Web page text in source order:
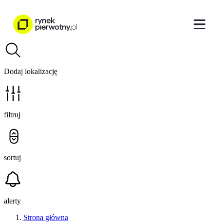
Dodaj lokalizację
filtruj
sortuj
alerty
Strona główna